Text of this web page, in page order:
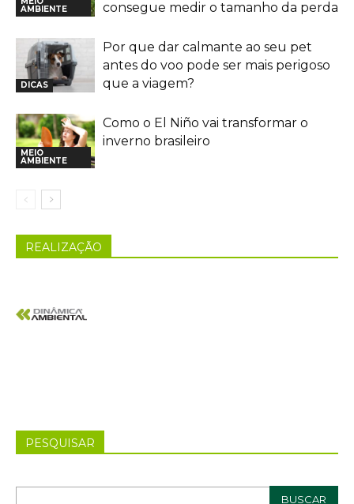
AMBIENTE
consegue medir o tamanho da perda
DICAS
Por que dar calmante ao seu pet
antes do voo pode ser mais perigoso
que a viagem?
MEIO
AMBIENTE
Como o El Niño vai transformar o
inverno brasileiro
REALIZAÇÃO
PESQUISAR